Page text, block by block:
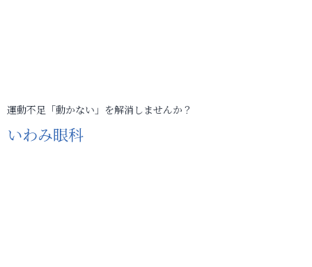
運動不足「動かない」を解消しませんか？
いわみ眼科